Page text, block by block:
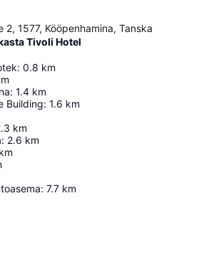
2, 1577, Kööpenhamina, Tanska
Tivoli Hotel
: 0.8 km
: 1.4 km
Building: 1.6 km
km
: 2.6 km
km
: 7.7 km